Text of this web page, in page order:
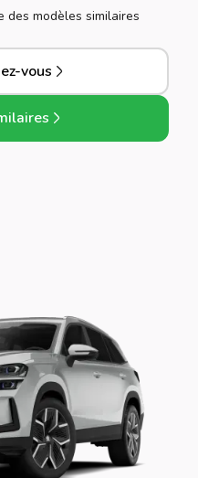
des modèles similaires
vous